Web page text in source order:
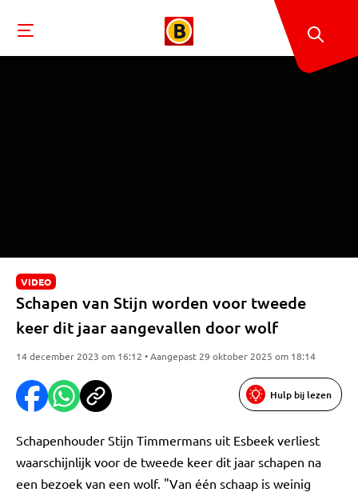
VIDEO
Schapen van Stijn worden voor tweede
keer dit jaar aangevallen door wolf
14 december 2023 om 16:12 • Aangepast 29 oktober 2025 om 18:14
Hulp bij lezen
Schapenhouder Stijn Timmermans uit Esbeek verliest
waarschijnlijk voor de tweede keer dit jaar schapen na
een bezoek van een wolf. "Van één schaap is weinig